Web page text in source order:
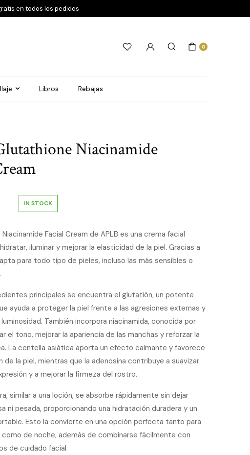
en todos los pedidos
0
Libros Rebajas
Niacinamide
IN STOCK
Facial Cream de APLB es una crema facial
iluminar y mejorar la elasticidad de la piel. Gracias a
para todo tipo de pieles, incluso las más sensibles o
principales se encuentra el glutatión, un potente
ayuda a proteger la piel frente a las agresiones externas y
También incorpora niacinamida, conocida por
el tono, mejorar la apariencia de las manchas y reforzar la
La centella asiática aporta un efecto calmante y favorece
de la piel, mientras que la adenosina contribuye a suavizar
y a mejorar la firmeza del rostro.
similar a una loción, se absorbe rápidamente sin dejar
ni pesada, proporcionando una hidratación duradera y un
Esto la convierte en una opción perfecta tanto para
como de noche, además de combinarse fácilmente con
de cuidado facial.